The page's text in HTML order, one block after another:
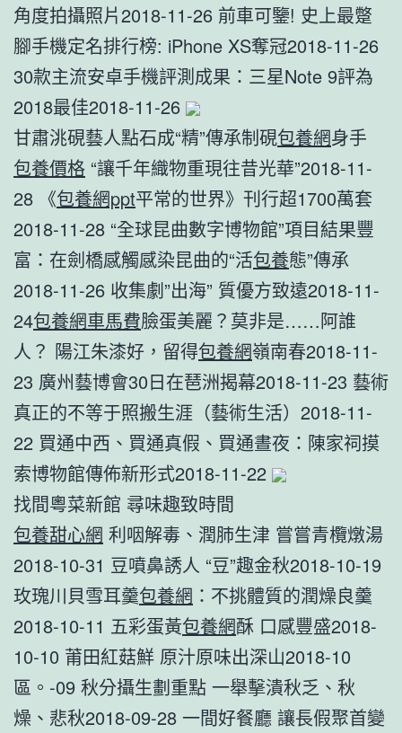
角度拍攝照片2018-11-26 前車可鑒! 史上最蹩
腳手機定名排行榜: iPhone XS奪冠2018-11-26
30款主流安卓手機評測成果：三星Note 9評為
2018最佳2018-11-26
甘肅洮硯藝人點石成“精”傳承制硯包養網身手
包養價格 “讓千年織物重現往昔光華”2018-11-
28 《包養網ppt平常的世界》刊行超1700萬套
2018-11-28 “全球昆曲數字博物館”項目結果豐
富：在劍橋感觸感染昆曲的“活包養態”傳承
2018-11-26 收集劇”出海” 質優方致遠2018-11-
24包養網車馬費臉蛋美麗？莫非是……阿誰
人？ 陽江朱漆好，留得包養網嶺南春2018-11-
23 廣州藝博會30日在琶洲揭幕2018-11-23 藝術
真正的不等于照搬生涯（藝術生活）2018-11-
22 買通中西、買通真假、買通晝夜：陳家祠摸
索博物館傳佈新形式2018-11-22
找間粵菜新館 尋味趣致時間
包養甜心網 利咽解毒、潤肺生津 嘗嘗青欖燉湯
2018-10-31 豆噴鼻誘人 “豆”趣金秋2018-10-19
玫瑰川貝雪耳羹包養網 ：不挑體質的潤燥良羹
2018-10-11 五彩蛋黃包養網酥 口感豐盛2018-
10-10 莆田紅菇鮮 原汁原味出深山2018-10
區。-09 秋分攝生劃重點 一舉擊潰秋乏、秋
燥、悲秋2018-09-28 一間好餐廳 讓長假聚首變